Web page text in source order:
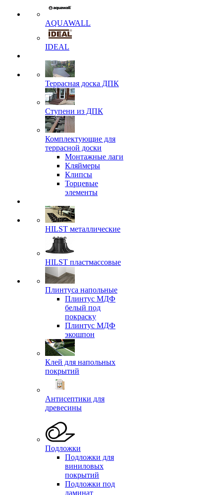
AQUAWALL
IDEAL
Террасная доска ДПК
Ступени из ДПК
Комплектующие для
террасной доски
Монтажные лаги
Кляймеры
Клипсы
Торцевые
элементы
HILST металлические
HILST пластмассовые
Плинтуса напольные
Плинтус МДФ
белый под
покраску
Плинтус МДФ
экошпон
Клей для напольных
покрытий
Антисептики для
древесины
Подложки
Подложки для
виниловых
покрытий
Подложки под
ламинат